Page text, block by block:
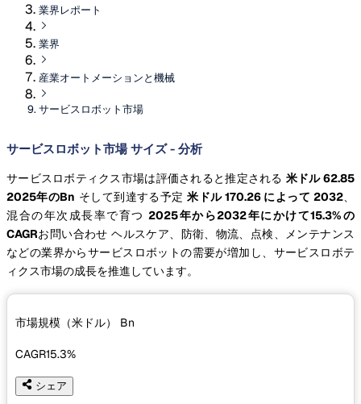
業界レポート
業界
産業オートメーションと機械
サービスロボット市場
サービスロボット市場 サイズ - 分析
サービスロボティクス市場は評価されると推定される 米ドル 62.85
2025年のBn そして到達する予定米ドル 170.26 によって 2032、
混合の年次成長率で育つ2025年から2032年にかけて15.3%の
CAGRお問い合わせ ヘルスケア、防衛、物流、点検、メンテナンス
などの業界からサービスロボットの需要が増加し、サービスロボテ
ィクス市場の成長を推進しています。
市場規模（米ドル） Bn
CAGR15.3%
シェア